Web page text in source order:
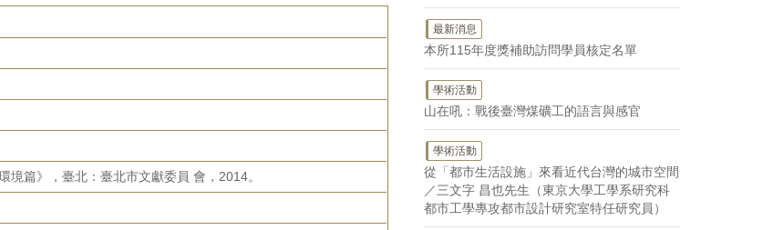
境篇》，臺北：臺北市文獻委員 會，2014。
最新消息
本所115年度獎補助訪問學員核定名單
學術活動
山在吼：戰後臺灣煤礦工的語言與感官
學術活動
從「都市生活設施」來看近代台灣的城市空間
／三文字 昌也先生（東京大學工學系研究科
都市工學專攻都市設計研究室特任研究員）